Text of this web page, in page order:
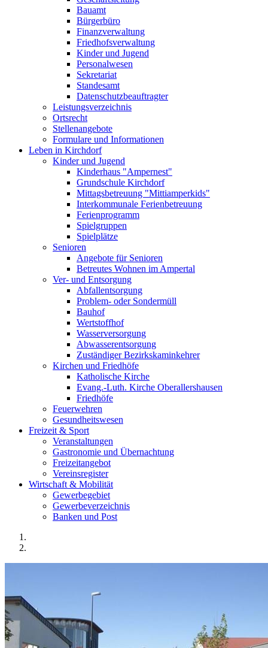
Bauamt
Bürgerbüro
Finanzverwaltung
Friedhofsverwaltung
Kinder und Jugend
Personalwesen
Sekretariat
Standesamt
Datenschutzbeauftragter
Leistungsverzeichnis
Ortsrecht
Stellenangebote
Formulare und Informationen
Leben in Kirchdorf
Kinder und Jugend
Kinderhaus "Ampernest"
Grundschule Kirchdorf
Mittagsbetreuung "Mittiamperkids"
Interkommunale Ferienbetreuung
Ferienprogramm
Spielgruppen
Spielplätze
Senioren
Angebote für Senioren
Betreutes Wohnen im Ampertal
Ver- und Entsorgung
Abfallentsorgung
Problem- oder Sondermüll
Bauhof
Wertstoffhof
Wasserversorgung
Abwasserentsorgung
Zuständiger Bezirkskaminkehrer
Kirchen und Friedhöfe
Katholische Kirche
Evang.-Luth. Kirche Oberallershausen
Friedhöfe
Feuerwehren
Gesundheitswesen
Freizeit & Sport
Veranstaltungen
Gastronomie und Übernachtung
Freizeitangebot
Vereinsregister
Wirtschaft & Mobilität
Gewerbegebiet
Gewerbeverzeichnis
Banken und Post